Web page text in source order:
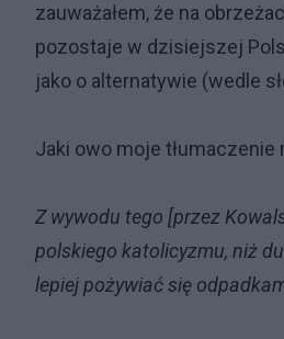
zauważałem, że na
pozostaje w dzisiejszej
jako o alternatywie (wedle
Jaki owo moje tłumaczenie
Z wywodu tego [przez
polskiego katolicyzmu, niż
lepiej pożywiać się